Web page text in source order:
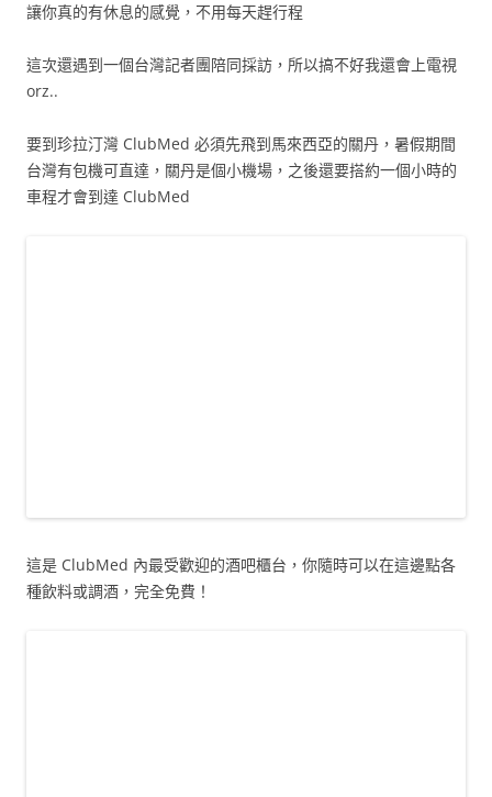
讓你真的有休息的感覺，不用每天趕行程
這次還遇到一個台灣記者團陪同採訪，所以搞不好我還會上電視
orz..
要到珍拉汀灣 ClubMed 必須先飛到馬來西亞的關丹，暑假期間
台灣有包機可直達，關丹是個小機場，之後還要搭約一個小時的
車程才會到達 ClubMed
這是 ClubMed 內最受歡迎的酒吧櫃台，你隨時可以在這邊點各
種飲料或調酒，完全免費！